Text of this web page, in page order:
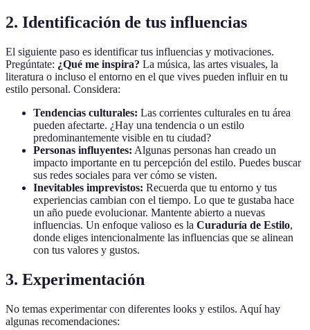
2. Identificación de tus influencias
El siguiente paso es identificar tus influencias y motivaciones.
Pregúntate: ¿Qué me inspira? La música, las artes visuales, la
literatura o incluso el entorno en el que vives pueden influir en tu
estilo personal. Considera:
Tendencias culturales: Las corrientes culturales en tu área
pueden afectarte. ¿Hay una tendencia o un estilo
predominantemente visible en tu ciudad?
Personas influyentes: Algunas personas han creado un
impacto importante en tu percepción del estilo. Puedes buscar
sus redes sociales para ver cómo se visten.
Inevitables imprevistos: Recuerda que tu entorno y tus
experiencias cambian con el tiempo. Lo que te gustaba hace
un año puede evolucionar. Mantente abierto a nuevas
influencias. Un enfoque valioso es la Curaduría de Estilo,
donde eliges intencionalmente las influencias que se alinean
con tus valores y gustos.
3. Experimentación
No temas experimentar con diferentes looks y estilos. Aquí hay
algunas recomendaciones: